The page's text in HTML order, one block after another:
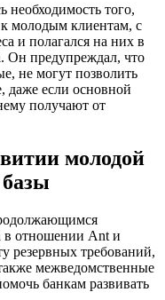
необходимость того,
молодым клиентам, с
и полагался на них в
Он предупреждал, что
не могут позволить
даже если основной
получают от
молодой
отношении Ant и
резервных требований,
межведомственные
банкам развивать